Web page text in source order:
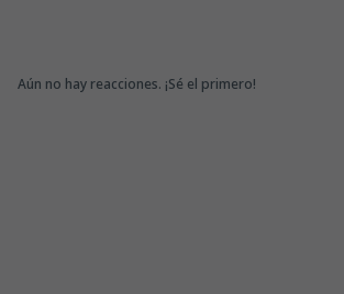
Aún no hay reacciones. ¡Sé el primero!